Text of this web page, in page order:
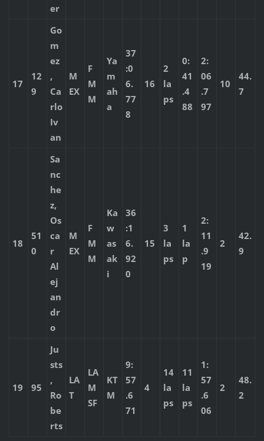
er
17
12
9
Go
m
ez
,
Ca
rlo
Iv
an
M
EX
F
M
M
Ya
m
ah
a
37
:0
6.
77
8
16
2
la
ps
0:
41
.4
88
2:
06
.7
97
10
44.
7
18
51
0
Sa
nc
he
z,
Os
ca
r
Al
ej
an
dr
o
M
EX
F
M
M
Ka
w
as
ak
i
36
:1
6.
92
0
15
3
la
ps
1
la
p
2:
11
.9
19
2
42.
9
19 95
Ju
sts
,
Ro
be
rts
LA
T
LA
M
SF
KT
M
9:
57
.6
71
4
14
la
ps
11
la
ps
1:
57
.6
06
2
48.
2